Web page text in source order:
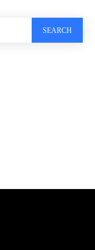
SEARCH